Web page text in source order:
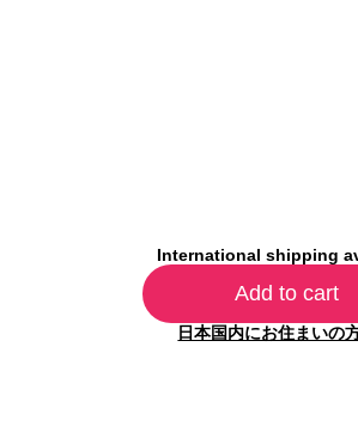
International shipping
Add to cart
日本国内にお住まいの